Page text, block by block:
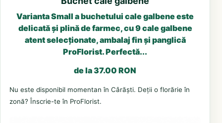
Varianta Small a buchetului cale galbene este
delicată și plină de farmec, cu 9 cale galbene
atent selecționate, ambalaj fin și panglică
ProFlorist. Perfectă...
de la 37.00 RON
Nu este disponibil momentan în Cârăști. Deții o florărie în
zonă? Înscrie-te în ProFlorist.